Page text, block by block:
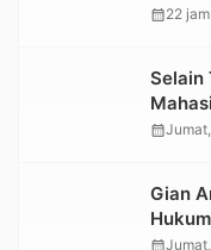
calendar_month22
Selain
Lolos
calendar_month
Gian
tidak
calendar_month